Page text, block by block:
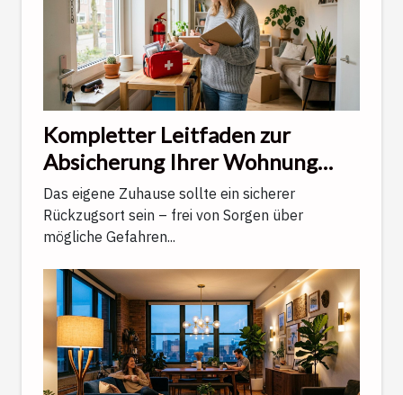
Kompletter Leitfaden zur
Absicherung Ihrer Wohnung
gegen alltägliche
Unwägbarkeiten
Das eigene Zuhause sollte ein sicherer
Rückzugsort sein – frei von Sorgen über
mögliche Gefahren...